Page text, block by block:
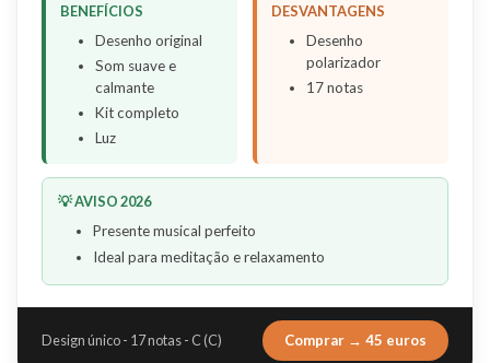
BENEFÍCIOS
Desenho original
Som suave e
calmante
Kit completo
Luz
DESVANTAGENS
Desenho
polarizador
17 notas
💡 AVISO 2026
Presente musical perfeito
Ideal para meditação e relaxamento
Design único - 17 notas - C (C) Comprar → 45 euros